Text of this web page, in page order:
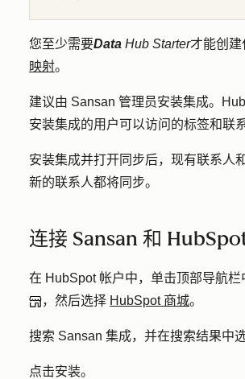
您至少需要Data Hub Starter才能创建
映射。
建议由 Sansan 管理员安装集成。
安装集成的用户可以访问的标签和联系
安装集成并打开同步后，现有联系人
新的联系人都将同步。
连接 Sansan 和
在 HubSpot 帐户中，单击顶部导航栏
，然后选择 HubSpot 商城。
搜索 Sansan 集成，并在搜索结果中
点击安装。